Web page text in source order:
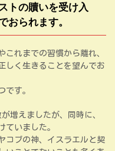
トの贖いを受け入
おられます。
これまでの習慣から離れ、
しく生きることを望んでお
です。
増えましたが、同時に、
ていました。
コブの神、イスラエルと契